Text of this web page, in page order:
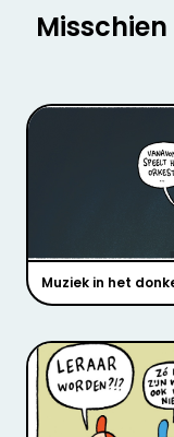
Muziek in het